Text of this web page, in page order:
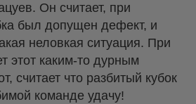
Он считает, при
был допущен дефект, и
неловкая ситуация. При
этот каким-то дурным
считает что разбитый кубок
команде удачу!